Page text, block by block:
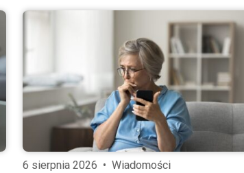
6 sierpnia 2026 • Wiadomości